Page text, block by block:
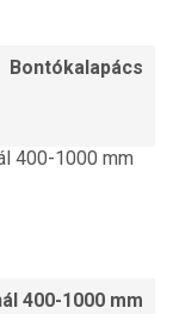
Bontókalapács
400-1000 mm